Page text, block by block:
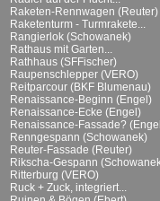
Raketen-Rennwagen (Reuter)
Raketenturm - Turmrakete...
Rangierlok (Schowanek)
Rathaus mit Garten...
Rathhaus (SFFischer)
Raupenschlepper (VERO)
Reitparcour (BKF Blumenau)
Renaissance-Beginn (Engel)
Renaissance-Ecke (Engel)
Renaissance-Fassade?
Renngespann (Schowanek)
Reuter-Fassade (Reuter)
Rikscha-Gespann
Ritterburg (VERO)
Ruck + Zuck, integriert...